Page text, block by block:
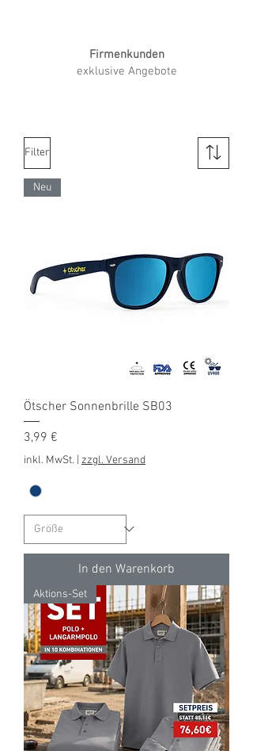
Firmenkunden
exklusive Angebote
Filter
Neu
Ötscher Sonnenbrille SB03
Preis
3,99 €
inkl. MwSt. zzgl. Versand
In den Warenkorb
Aktions-Set